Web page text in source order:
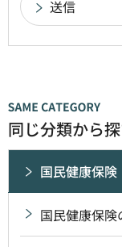
同じ分類から
国民健康保険
国民健康保